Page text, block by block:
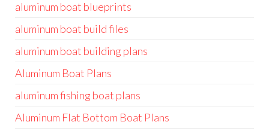
aluminum boat blueprints
aluminum boat build files
aluminum boat building plans
Aluminum Boat Plans
aluminum fishing boat plans
Aluminum Flat Bottom Boat Plans